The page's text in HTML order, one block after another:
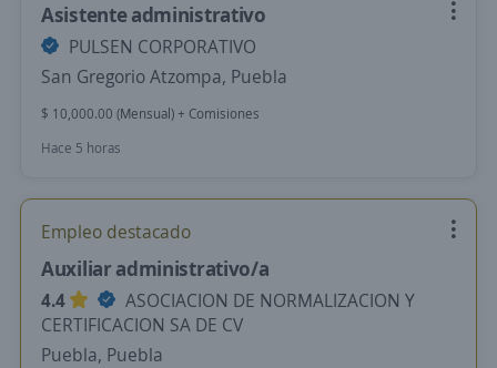
Asistente administrativo
PULSEN CORPORATIVO
San Gregorio Atzompa, Puebla
$ 10,000.00 (Mensual) + Comisiones
Hace 5 horas
Empleo destacado
Auxiliar administrativo/a
4.4
ASOCIACION DE NORMALIZACION Y
CERTIFICACION SA DE CV
Puebla, Puebla